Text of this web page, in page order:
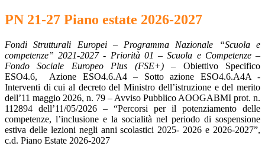
PN 21-27 Piano estate 2026-2027
Fondi Strutturali Europei – Programma Nazionale “Scuola e
competenze” 2021-2027 - Priorità 01 – Scuola e Competenze –
Fondo Sociale Europeo Plus (FSE+) – Obiettivo Specifico
ESO4.6,
Azione ESO4.6.A4 – Sotto azione ESO4.6.A4A -
Interventi di cui al decreto del Ministro dell’istruzione e del merito
dell’11 maggio 2026, n. 79 – Avviso Pubblico AOOGABMI prot. n.
112894 dell’11/05/2026 – “Percorsi per il potenziamento delle
competenze, l’inclusione e la socialità nel periodo di sospensione
estiva delle lezioni negli anni scolastici 2025- 2026 e 2026-2027”,
c.d. Piano Estate 2026-2027